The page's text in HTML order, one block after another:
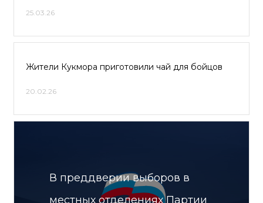
25.03.26
Жители Кукмора приготовили чай для бойцов
20.02.26
В преддверии выборов в
местных отделениях Партии